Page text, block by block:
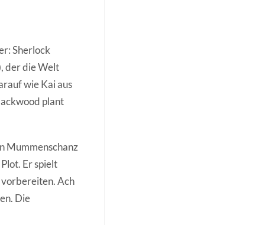
Sherlock
der die Welt
wie Kai aus
plant
Mummenschanz
Er spielt
vorbereiten. Ach
Die